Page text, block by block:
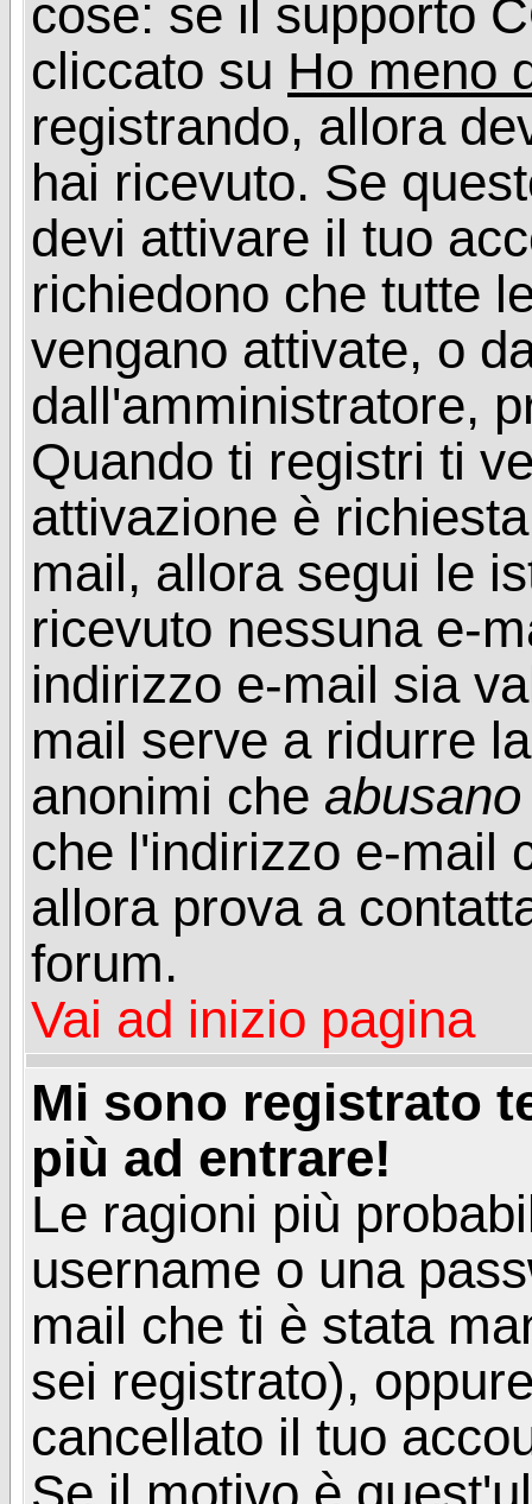
cose: se il supporto
cliccato su Ho meno
registrando, allora
hai ricevuto. Se
devi attivare il tuo
richiedono che tutte
vengano attivate, o
dall'amministratore,
Quando ti registri ti
attivazione è
mail, allora segui le
ricevuto nessuna e-
indirizzo e-mail sia
mail serve a ridurre
anonimi che abusano
che l'indirizzo e-mail
allora prova a
forum.
Vai ad inizio pagina
Mi sono registrato
più ad entrare!
Le ragioni più
username o una
mail che ti è stata
sei registrato),
cancellato il tuo